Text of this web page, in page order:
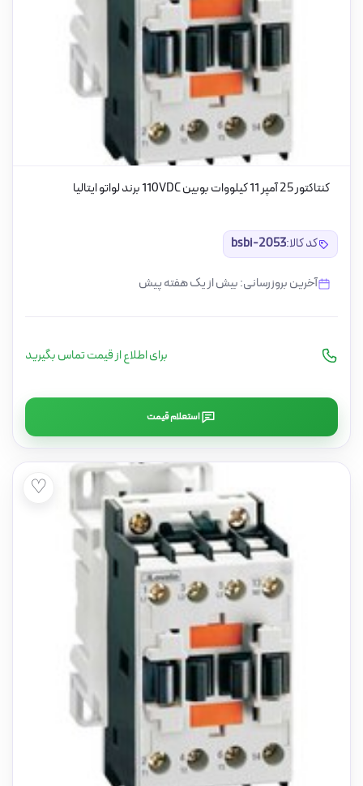
کنتاکتور 25 آمپر 11 کیلووات بوبین 110VDC برند لواتو ایتالیا
کد کالا:bsbi-2053
آخرین بروزرسانی: بیش از یک هفته پیش
برای اطلاع از قیمت تماس بگیرید
استعلام قیمت
♡